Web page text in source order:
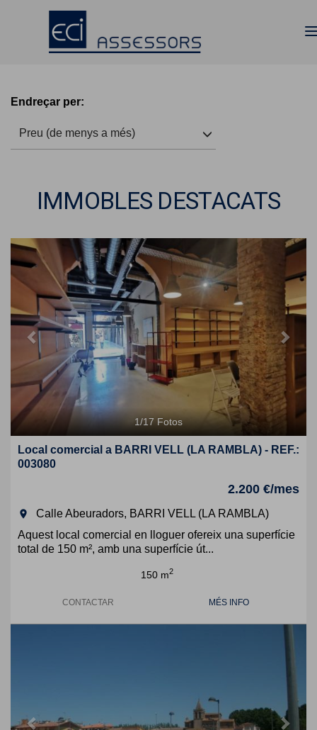
Endreçar per:
Preu (de menys a més)
IMMOBLES DESTACATS
Previous Next
1/17 Fotos
Local comercial a BARRI VELL (LA RAMBLA) - REF.:
003080
2.200 €/mes
room
Calle Abeuradors, BARRI VELL (LA RAMBLA)
Aquest local comercial en lloguer ofereix una superfície
total de 150 m², amb una superfície út...
150 m2
CONTACTAR MÉS INFO